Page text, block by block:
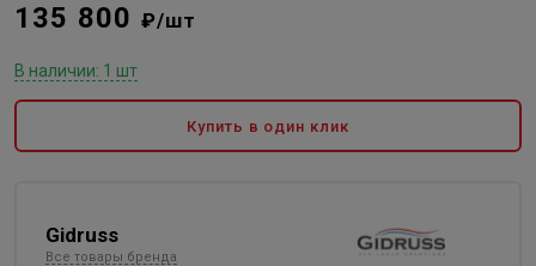
135 800 ₽/шт
В наличии: 1 шт
Купить в один клик
Gidruss
Все товары бренда